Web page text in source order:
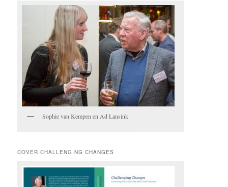
Sophie van Kempen en Ad Lansink
COVER CHALLENGING CHANGES